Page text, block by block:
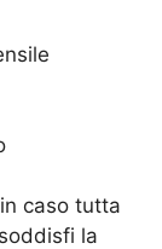
caso tutta
la